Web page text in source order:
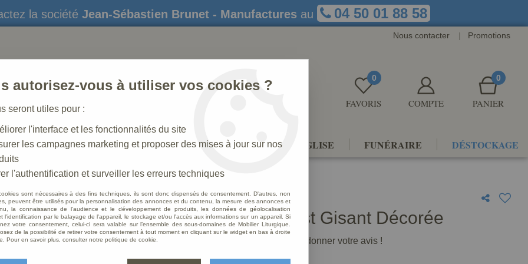
la société Jean-Sébastien Brunet - Manufactures au 04 50 01 88 58
Nous contacter | Promotions
0
FAVORIS COMPTE
0
PANIER
STATUES CRÈCHES DE NOËL AMÉNAGEMENTS D'ÉGLISE FUNÉRAIRE DÉSTOCKAGE
Croix >Statue Christ Gisant Décorée
Statue Christ Gisant Décorée
Soyez le premier à donner votre avis !
autorisez-vous à utiliser vos cookies ?
seront utiles pour :
l'interface et les fonctionnalités du site
les campagnes marketing et proposer des mises à jour sur nos
l'authentification et surveiller les erreurs techniques
sont nécessaires à des fins techniques, ils sont donc dispensés de consentement. D'autres, non
peuvent être utilisés pour la personnalisation des annonces et du contenu, la mesure des annonces et
la connaissance de l'audience et le développement de produits, les données de géolocalisation
l'identification par le balayage de l'appareil, le stockage et/ou l'accès aux informations sur un appareil. Si
votre consentement, celui-ci sera valable sur l’ensemble des sous-domaines de Mobilier Liturgique.
de la possibilité de retirer votre consentement à tout moment en cliquant sur le widget en bas à droite
Pour en savoir plus, consulter notre politique de cookie.